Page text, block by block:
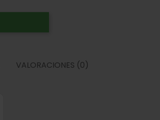
VALORACIONES (0)